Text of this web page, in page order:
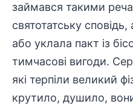
займався такими
святотатську
або уклала пакт із
тимчасові вигоди.
які терпіли великий
крутило, душило,